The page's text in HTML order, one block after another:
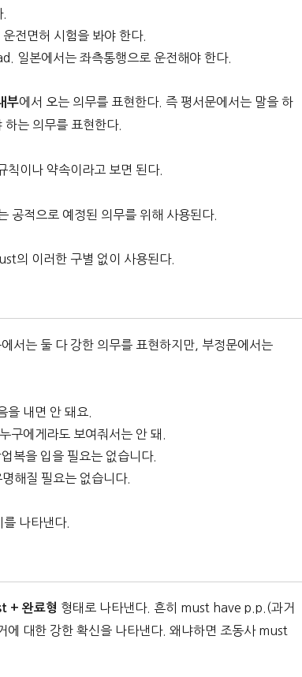
면허 시험을 봐야 한다.
본에서는 좌측통행으로 운전해야 한다.
부에서 오는 의무를 표현한다. 즉 평서문에서는 말을 하
는 의무를 표현한다.
칙이나 약속이라고 보면 된다.
공적으로 예정된 의무를 위해 사용된다.
의 이러한 구별 없이 사용된다.
서는 둘 다 강한 의무를 표현하지만, 부정문에서는
내면 안 돼요.
에게라도 보여줘서는 안 돼.
을 입을 필요는 없습니다.
해질 필요는 없습니다.
나타낸다.
+ 완료형 형태로 나타낸다. 흔히 must have p.p.(과거
에 대한 강한 확신을 나타낸다. 왜냐하면 조동사 must